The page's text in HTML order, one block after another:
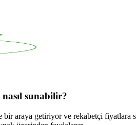
sunabilir?
araya getiriyor ve rekabetçi fiyatlara